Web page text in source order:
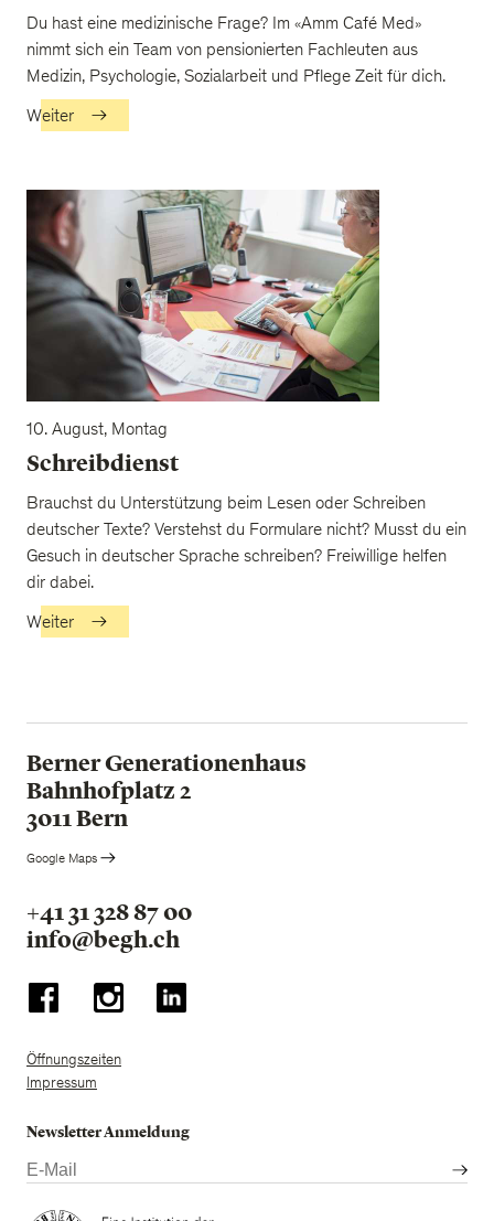
Du hast eine medizinische Frage? Im «Amm Café Med»
nimmt sich ein Team von pensionierten Fachleuten aus
Medizin, Psychologie, Sozialarbeit und Pflege Zeit für dich.
Weiter
10. August, Montag
Schreibdienst
Brauchst du Unterstützung beim Lesen oder Schreiben
deutscher Texte? Verstehst du Formulare nicht? Musst du ein
Gesuch in deutscher Sprache schreiben? Freiwillige helfen
dir dabei.
Weiter
Berner Generationenhaus
Bahnhofplatz 2
3011 Bern
Google Maps
+41 31 328 87 00
info@begh.ch
Öffnungszeiten
Impressum
Newsletter Anmeldung
E-